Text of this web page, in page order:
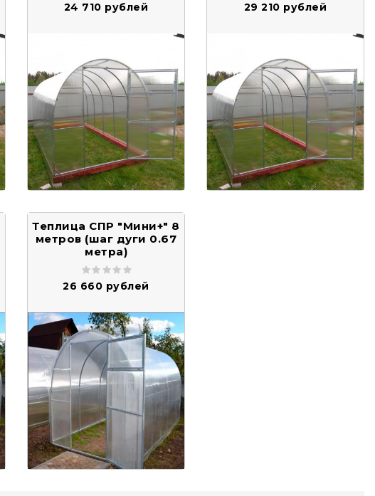
24 710 рублей 29 210 рублей
Теплица СПР "Мини+" 8
метров (шаг дуги 0.67
метра)
26 660 рублей